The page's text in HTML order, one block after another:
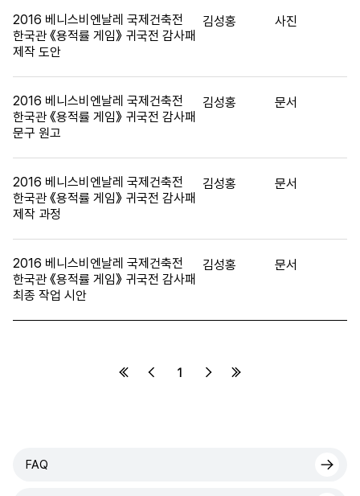
2016 베니스비엔날레 국제건축전
한국관 《용적률 게임》 귀국전 감사패
제작 도안
김성홍 사진
2016 베니스비엔날레 국제건축전
한국관 《용적률 게임》 귀국전 감사패
문구 원고
김성홍 문서
2016 베니스비엔날레 국제건축전
한국관 《용적률 게임》 귀국전 감사패
제작 과정
김성홍 문서
2016 베니스비엔날레 국제건축전
한국관 《용적률 게임》 귀국전 감사패
최종 작업 시안
김성홍 문서
1
FAQ